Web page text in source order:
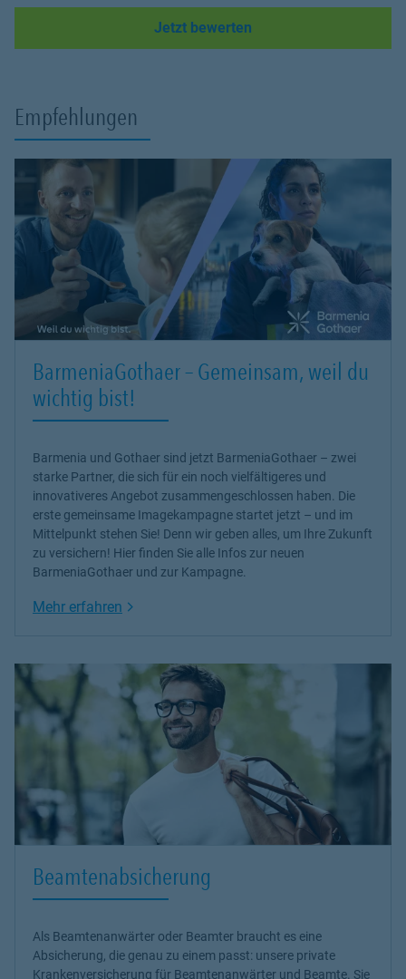
Jetzt bewerten
Empfehlungen
BarmeniaGothaer – Gemeinsam, weil du
wichtig bist!
Barmenia und Gothaer sind jetzt BarmeniaGothaer – zwei
starke Partner, die sich für ein noch vielfältigeres und
innovativeres Angebot zusammengeschlossen haben. Die
erste gemeinsame Imagekampagne startet jetzt – und im
Mittelpunkt stehen Sie! Denn wir geben alles, um Ihre Zukunft
zu versichern! Hier finden Sie alle Infos zur neuen
BarmeniaGothaer und zur Kampagne.
Mehr erfahren Link Opens in New Tab
Beamtenabsicherung
Als Beamtenanwärter oder Beamter braucht es eine
Absicherung, die genau zu einem passt: unsere private
Krankenversicherung für Beamtenanwärter und Beamte. Sie